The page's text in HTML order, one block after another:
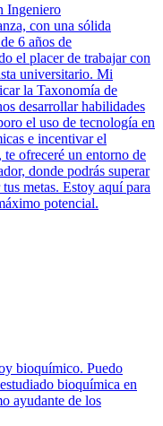
Ingeniero
con una sólida
6 años de
el placer de trabajar con
universitario. Mi
la Taxonomía de
desarrollar habilidades
el uso de tecnología en
e incentivar el
ofreceré un entorno de
donde podrás superar
metas. Estoy aquí para
potencial.
bioquímico. Puedo
bioquímica en
ayudante de los